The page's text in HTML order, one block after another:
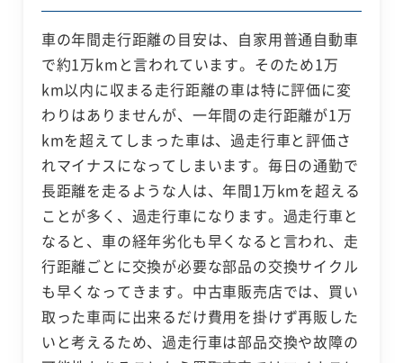
車の年間走行距離の目安は、自家用普通自動車
で約1万kmと言われています。そのため1万
km以内に収まる走行距離の車は特に評価に変
わりはありませんが、一年間の走行距離が1万
kmを超えてしまった車は、過走行車と評価さ
れマイナスになってしまいます。毎日の通勤で
長距離を走るような人は、年間1万kmを超える
ことが多く、過走行車になります。過走行車と
なると、車の経年劣化も早くなると言われ、走
行距離ごとに交換が必要な部品の交換サイクル
も早くなってきます。中古車販売店では、買い
取った車両に出来るだけ費用を掛けず再販した
いと考えるため、過走行車は部品交換や故障の